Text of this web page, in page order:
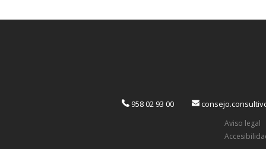
958 02 93 00
Aviso legal